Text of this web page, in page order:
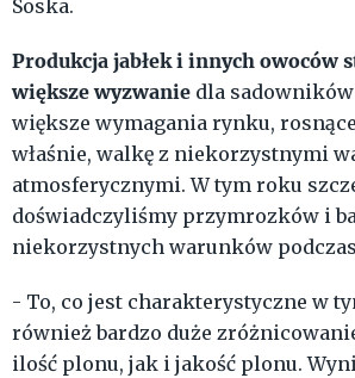
Soska.
Produkcja jabłek i innych owoców
większe wyzwanie dla
większe wymagania rynku,
właśnie, walkę z niekorzystnymi
atmosferycznymi. W tym roku
doświadczyliśmy przymrozków i
niekorzystnych warunków
- To, co jest charakterystyczne w
również bardzo duże
ilość plonu, jak i jakość plonu.